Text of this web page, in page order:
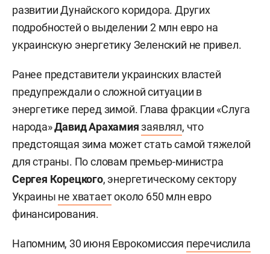
развитии Дунайского коридора. Других
подробностей о выделении 2 млн евро на
украинскую энергетику Зеленский не привел.
Ранее представители украинских властей
предупреждали о сложной ситуации в
энергетике перед зимой. Глава фракции «Слуга
народа»Давид Арахамия заявлял, что
предстоящая зима может стать самой тяжелой
для страны. По словам премьер-министра
Сергея Корецкого, энергетическому сектору
Украины не хватаетоколо 650 млн евро
финансирования.
Напомним, 30 июня Еврокомиссия перечислила